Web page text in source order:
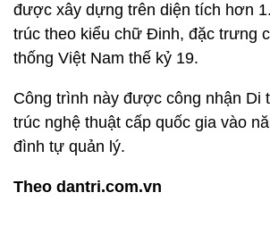
được xây dựng trên diện tích hơn
trúc theo kiểu chữ Đinh, đặc trưng
thống Việt Nam thế kỷ 19.
Công trình này được công nhận Di
trúc nghệ thuật cấp quốc gia vào
đình tự quản lý.
Theo dantri.com.vn